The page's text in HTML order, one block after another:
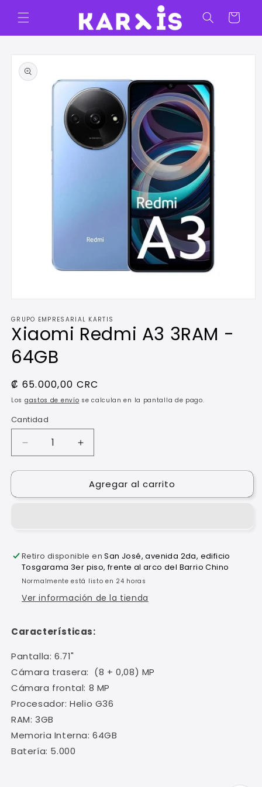
directamente
al contenido
Carrito
información
del producto
multimedia
1
en
ventana
modal
GRUPO EMPRESARIAL KARTIS
Xiaomi Redmi A3 3RAM -
64GB
Precio
habitual
₡ 65.000,00 CRC
Los gastos de envío se calculan en la pantalla de pago.
Cantidad
Reducir
cantidad
para
Redmi
Aumentar
cantidad
para
Xiaomi
Redmi
Agregar al carrito
Retiro disponible enSan José, avenida 2da, edificio
Tosgarama 3er piso, frente al arco del Barrio Chino
Normalmente está listo en 24 horas
Ver información de la tienda
Características:
Pantalla: 6.71"
Cámara trasera: (8 + 0,08) MP
Cámara frontal: 8 MP
Procesador: Helio G36
RAM: 3GB
Memoria Interna: 64GB
Batería: 5.000